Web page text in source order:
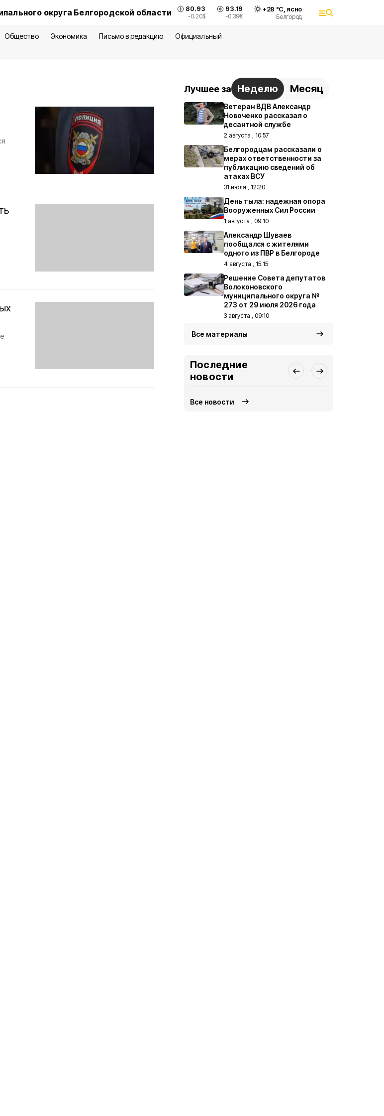
округа Белгородской области 80.93
-0.20$
93.19
-0.39€
+28 °С, ясно
Белгород
Общество Экономика Письмо в редакцию
Официальный
Лучшее за Неделю Месяц
Ветеран ВДВ Александр
Новоченко рассказал о
десантной службе
2 августа , 10:57
Белгородцам рассказали о
мерах ответственности за
публикацию сведений об
атаках ВСУ
31 июля , 12:20
День тыла: надежная опора
Вооруженных Сил России
1 августа , 09:10
Александр Шуваев
пообщался с жителями
одного из ПВР в Белгороде
4 августа , 15:15
Решение Совета депутатов
Волоконовского
муниципального округа №
273 от 29 июля 2026 года
3 августа , 09:10
Все материалы
Последние
новости
Все новости